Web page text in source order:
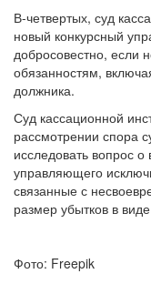
В-четвертых, суд
новый конкурсный
добросовестно, если
обязанностям,
должника.
Суд кассационной
рассмотрении спора
исследовать вопрос о
управляющего
связанные с
размер убытков в
Фото: Freepik